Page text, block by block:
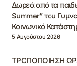
Δωρεά από τα
Summer” του
Κοινωνικό
5 Αυγούστου 2026
ΤΡΟΠΟΠΟΙΗΣΗ